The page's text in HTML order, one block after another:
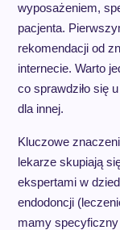
wyposażeniem,
pacjenta.
rekomendacji od
internecie. Warto
co sprawdziło się
dla innej.
Kluczowe
lekarze skupiają
ekspertami w
endodoncji
mamy